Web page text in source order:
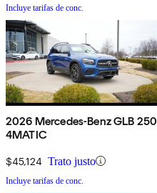
Incluye tarifas de conc.
2026 Mercedes-Benz GLB 250
4MATIC
$45,124 Trato justo
Incluye tarifas de conc.